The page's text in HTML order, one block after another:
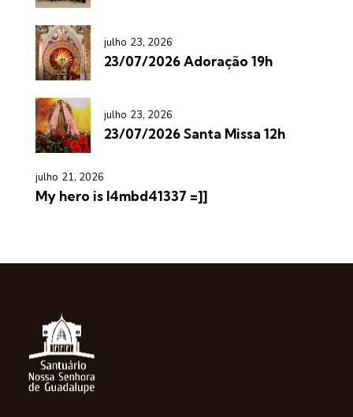
julho 23, 2026
23/07/2026 Adoração 19h
julho 23, 2026
23/07/2026 Santa Missa 12h
julho 21, 2026
My hero is l4mbd41337 =]]